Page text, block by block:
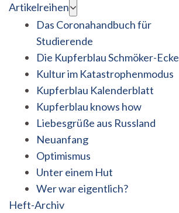
Artikelreihen
Das Coronahandbuch für
Studierende
Die Kupferblau Schmöker-Ecke
Kultur im Katastrophenmodus
Kupferblau Kalenderblatt
Kupferblau knows how
Liebesgrüße aus Russland
Neuanfang
Optimismus
Unter einem Hut
Wer war eigentlich?
Heft-Archiv